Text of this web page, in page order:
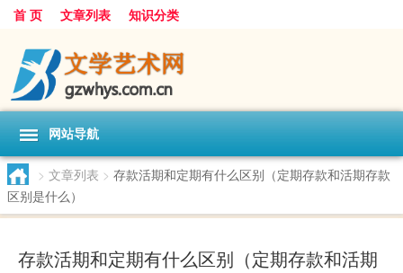
首 页 文章列表 知识分类
网站导航
> 文章列表 > 存款活期和定期有什么区别（定期存款和活期存款
区别是什么）
存款活期和定期有什么区别（定期存款和活期